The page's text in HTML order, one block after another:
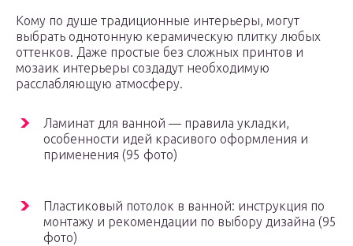
Кому по душе традиционные интерьеры, могут
выбрать однотонную керамическую плитку любых
оттенков. Даже простые без сложных принтов и
мозаик интерьеры создадут необходимую
расслабляющую атмосферу.
Ламинат для ванной — правила укладки,
особенности идей красивого оформления и
применения (95 фото)
Пластиковый потолок в ванной: инструкция по
монтажу и рекомендации по выбору дизайна (95
фото)